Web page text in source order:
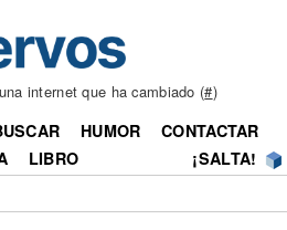
internet que ha cambiado (#)
HUMOR
CONTACTAR
LIBRO ¡SALTA!